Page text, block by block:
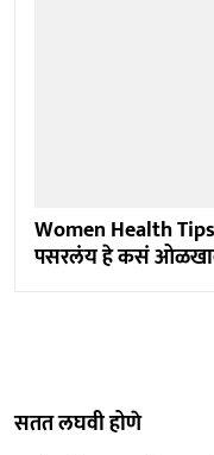
Women Health
पसरलंय हे कसं
सतत लघवी होणे